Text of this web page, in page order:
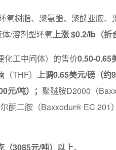
树脂、聚氨酯、聚酰亚胺、
/溶剂型环氧上涨 $0.2/Ib（折
化工中间体）的售价0.50-0.65
THF） 上调0.65美元/磅（约
元/吨）； 聚醚胺D2000（
酮二胺（Baxxodur® EC 201）
（3085元/吨）以上。